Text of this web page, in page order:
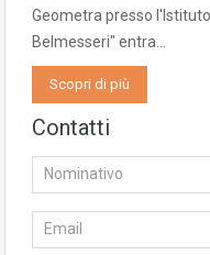
Geometra presso
Belmesseri" entra…
Scopri di più
Contatti